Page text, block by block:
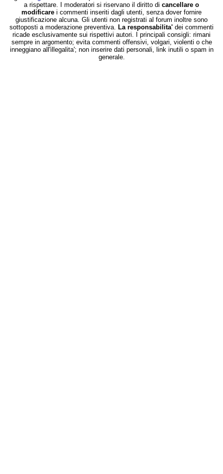
a rispettare. I moderatori si riservano il diritto di cancellare o
modificare i commenti inseriti dagli utenti, senza dover fornire
giustificazione alcuna. Gli utenti non registrati al forum inoltre sono
sottoposti a moderazione preventiva. La responsabilita' dei commenti
ricade esclusivamente sui rispettivi autori. I principali consigli: rimani
sempre in argomento; evita commenti offensivi, volgari, violenti o che
inneggiano all'illegalita'; non inserire dati personali, link inutili o spam in
generale.